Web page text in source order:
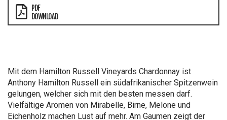
PDF
DOWNLOAD
Mit dem Hamilton Russell Vineyards Chardonnay ist
Anthony Hamilton Russell ein südafrikanischer Spitzenwein
gelungen, welcher sich mit den besten messen darf.
Vielfältige Aromen von Mirabelle, Birne, Melone und
Eichenholz machen Lust auf mehr. Am Gaumen zeigt der